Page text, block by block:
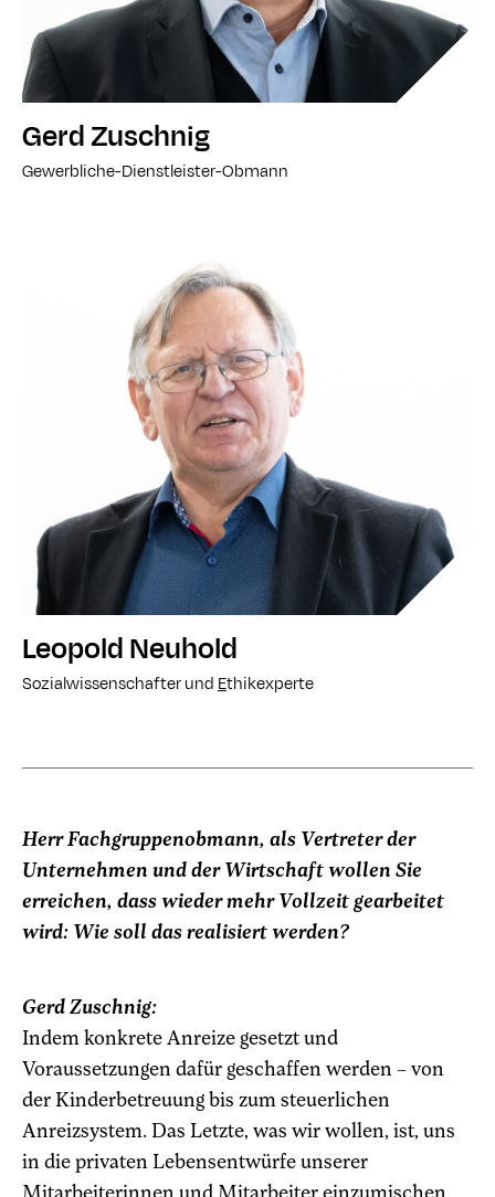
Gerd Zuschnig
Gewerbliche-Dienstleister-Obmann
Leopold Neuhold
Sozialwissenschafter undEthikexperte
Herr Fachgruppenobmann, als Vertreter der
Unternehmen und der Wirtschaft wollen Sie
erreichen, dass wieder mehr Vollzeit gearbeitet
wird: Wie soll das realisiert werden?
Gerd Zuschnig:
Indem konkrete Anreize gesetzt und
Voraussetzungen dafür geschaffen werden – von
der Kinderbetreuung bis zum steuerlichen
Anreizsystem. Das Letzte, was wir wollen, ist, uns
in die privaten Lebensentwürfe unserer